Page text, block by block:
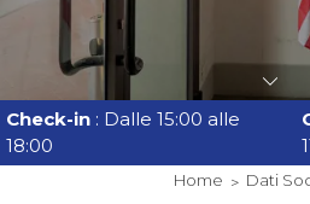
Check-in : Dalle 15:00 alle
18:00
Home Dati